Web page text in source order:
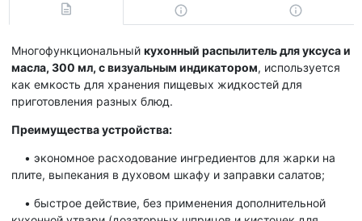
Многофункциональный кухонный распылитель для уксуса и
масла, 300 мл, с визуальным индикатором, используется
как емкость для хранения пищевых жидкостей для
приготовления разных блюд.
Преимущества устройства:
• экономное расходование ингредиентов для жарки на
плите, выпекания в духовом шкафу и заправки салатов;
• быстрое действие, без применения дополнительной